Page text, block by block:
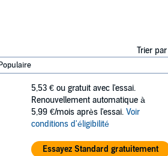
Trier par
5,53 € ou gratuit avec l'essai.
Renouvellement automatique à
5,99 €/mois après l'essai. Voir
conditions d'éligibilité
Essayez Standard gratuitement